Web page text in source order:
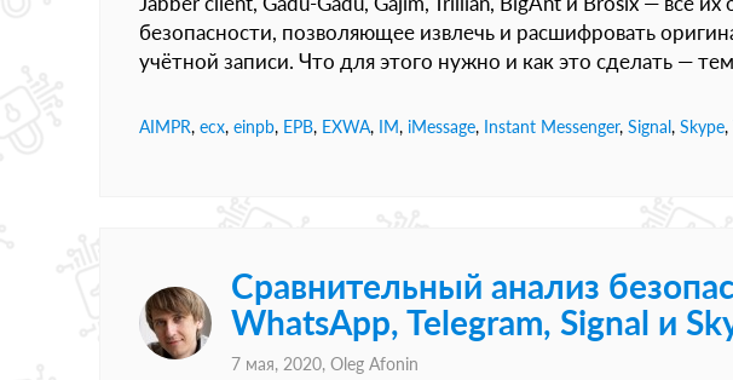
безопасности, позволяющее извлечь и расшифровать
учётной записи. Что для этого нужно и как это сделать —
AIMPR, ecx, einpb, EPB, EXWA, IM, iMessage, Instant Messenger, Signal, Skype,
Сравнительный анализ
WhatsApp, Telegram, Signal и
7 мая, 2020, Oleg Afonin